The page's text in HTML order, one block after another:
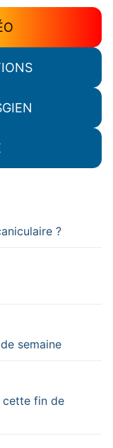
?
semaine
cette fin de